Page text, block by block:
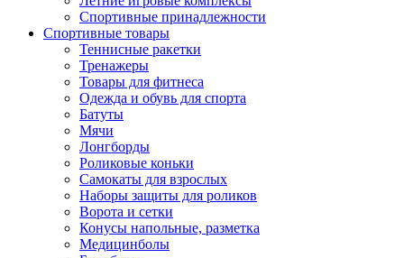
Спортивные принадлежности
Спортивные товары
Теннисные ракетки
Тренажеры
Товары для фитнеса
Одежда и обувь для спорта
Батуты
Мячи
Лонгборды
Роликовые коньки
Самокаты для взрослых
Наборы защиты для роликов
Ворота и сетки
Конусы напольные, разметка
Медицинболы